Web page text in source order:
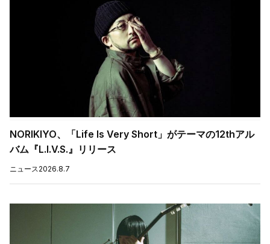
NORIKIYO、「Life Is Very Short」がテーマの12thアル
バム『L.I.V.S.』リリース
ニュース 2026.8.7